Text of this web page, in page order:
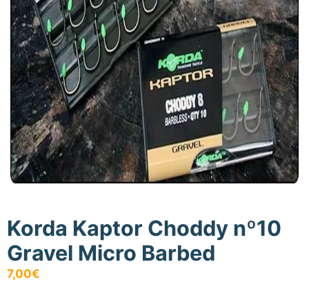
Korda Kaptor Choddy nº10
Gravel Micro Barbed
7,00€